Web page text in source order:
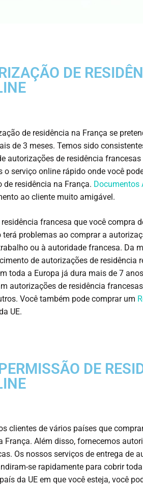
DE
de residência na França se
de 3 meses. Temos sido
autorizações de residência francesas
o serviço online rápido onde você
residência na França. Documentos
ao cliente muito amigável.
francesa que você compra
problemas ao comprar a
ou à autoridade francesa. Da
de autorizações de residência
toda a Europa já dura mais de 7
autorizações de residência
Você também pode comprar um
UE.
DE
clientes de vários países que
França. Além disso, fornecemos
Os nossos serviços de entrega de
se rapidamente para cobrir
da UE em que você esteja, você